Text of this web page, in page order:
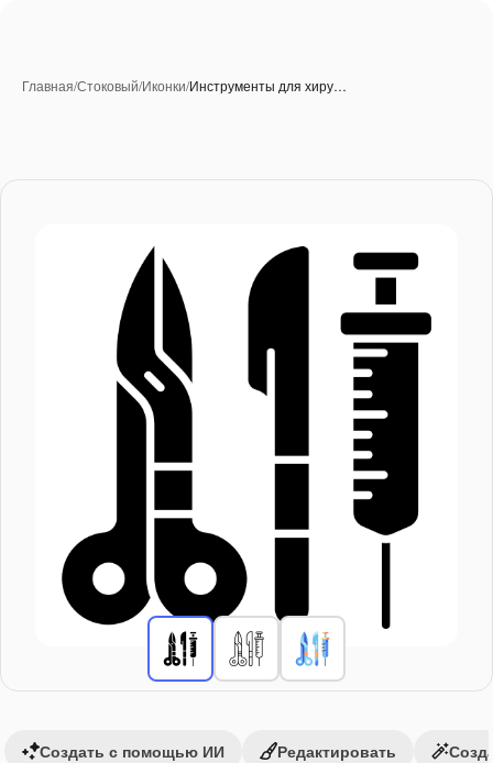
Главная/Стоковый/Иконки/Инструменты для хиру…
Создать с помощью ИИ Редактировать